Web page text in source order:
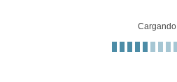
Cargando